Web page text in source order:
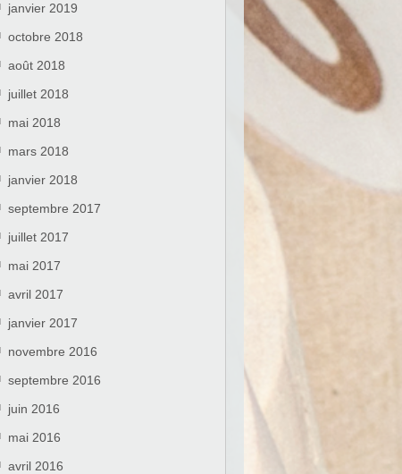
janvier 2019
octobre 2018
août 2018
juillet 2018
mai 2018
mars 2018
janvier 2018
septembre 2017
juillet 2017
mai 2017
avril 2017
janvier 2017
novembre 2016
septembre 2016
juin 2016
mai 2016
avril 2016